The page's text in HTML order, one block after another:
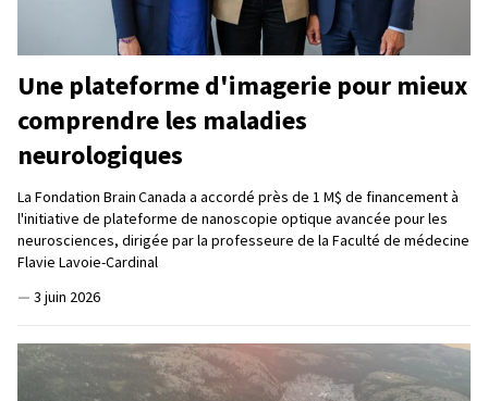
Une plateforme d'imagerie pour mieux
comprendre les maladies
neurologiques
La Fondation Brain Canada a accordé près de 1 M$ de financement à
l'initiative de plateforme de nanoscopie optique avancée pour les
neurosciences, dirigée par la professeure de la Faculté de médecine
Flavie Lavoie-Cardinal
— 3 juin 2026